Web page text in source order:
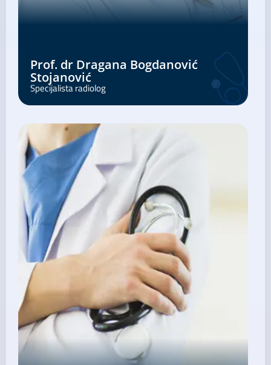
Prof. dr Dragana Bogdanović
Stojanović
Specijalista radiolog